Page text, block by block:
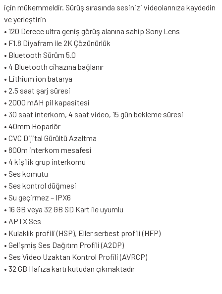
için mükemmeldir. Sürüş sırasında sesinizi videolarınıza kaydedin
ve yerleştirin
• 120 Derece ultra geniş görüş alanına sahip Sony Lens
• F1.8 Diyafram ile 2K Çözünürlük
• Bluetooth Sürüm 5.0
• 4 Bluetooth cihazına bağlanır
• Lithium ion batarya
• 2,5 saat şarj süresi
• 2000 mAH pil kapasitesi
• 30 saat interkom, 4 saat video, 15 gün bekleme süresi
• 40mm Hoparlör
• CVC Dijital Gürültü Azaltma
• 800m interkom mesafesi
• 4 kişilik grup interkomu
• Ses komutu
• Ses kontrol düğmesi
• Su geçirmez – IPX6
• 16 GB veya 32 GB SD Kart ile uyumlu
• APTX Ses
• Kulaklık profili (HSP), Eller serbest profili (HFP)
• Gelişmiş Ses Dağıtım Profili (A2DP)
• Ses Video Uzaktan Kontrol Profili (AVRCP)
• 32 GB Hafıza kartı kutudan çıkmaktadır